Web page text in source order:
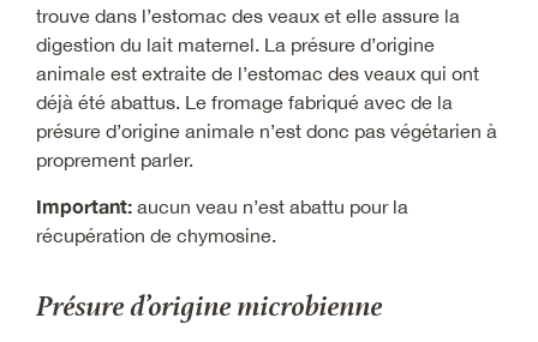
trouve dans l’estomac des veaux et elle assure la
digestion du lait maternel. La présure d’origine
animale est extraite de l’estomac des veaux qui ont
déjà été abattus. Le fromage fabriqué avec de la
présure d’origine animale n’est donc pas végétarien à
proprement parler.
Important: aucun veau n’est abattu pour la
récupération de chymosine.
Présure d’origine microbienne